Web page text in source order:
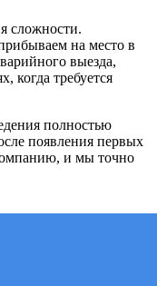
сложности.
на место в
выезда,
когда требуется
полностью
появления первых
и мы точно